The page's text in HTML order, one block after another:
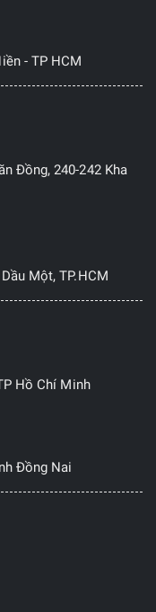
- TP HCM
Đồng, 240-242 Kha
Một, TP.HCM
Hồ Chí Minh
Đồng Nai